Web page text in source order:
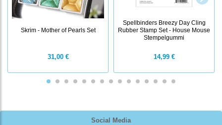
Social Media
Skrim - Mother of Pearls Set
31,00 €
Spellbinders Breezy Day Cling
Rubber Stamp Set - House Mouse
Stempelgummi
14,99 €